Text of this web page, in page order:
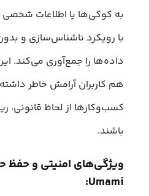
با رویکرد ناشناس‌‌سازی و
داده‌ها را جمع‌آوری می‌کند.
هم کاربران آرامش خاطر
کسب‌وکارها از لحاظ
باشند.
ویژگی‌های امنیتی و
Umami: